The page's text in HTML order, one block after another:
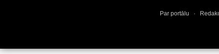
Par portālu ·